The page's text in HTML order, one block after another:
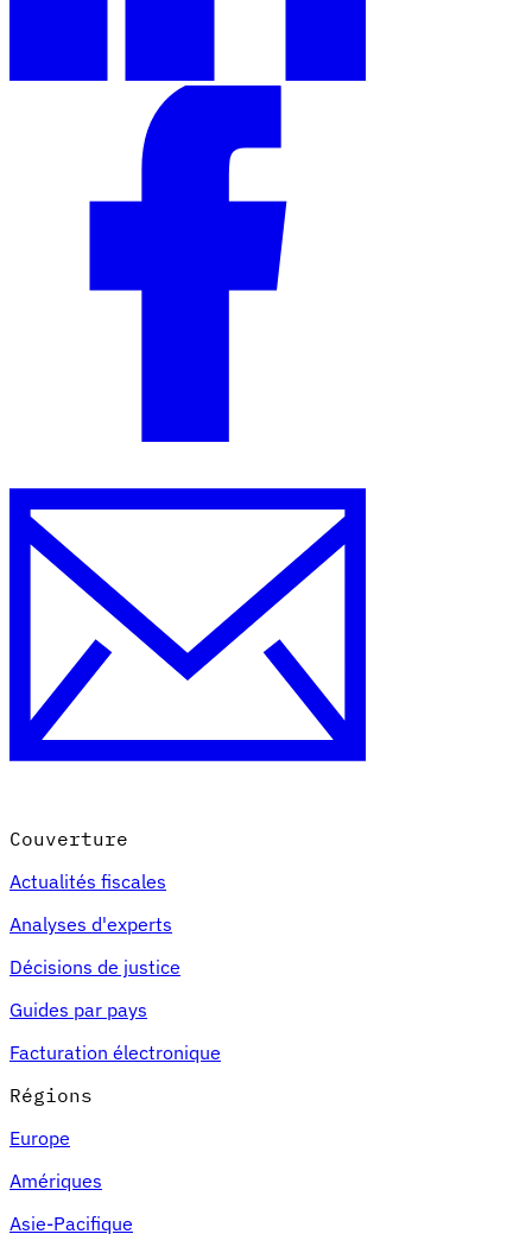
Couverture
Actualités fiscales
Analyses d'experts
Décisions de justice
Guides par pays
Facturation électronique
Régions
Europe
Amériques
Asie-Pacifique